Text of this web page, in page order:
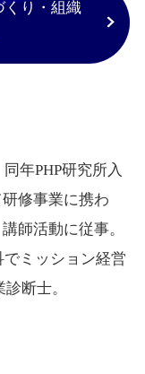
くり・組織
年PHP研究所入
修事業に携わ
師活動に従事。
ミッション経営
断士。